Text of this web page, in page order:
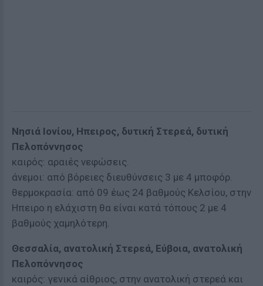
Νησιά Ιονίου, Ηπειρος, δυτική Στερεά, δυτική
Πελοπόννησος
καιρός: αραιές νεφώσεις.
άνεμοι: από βόρειες διευθύνσεις 3 με 4 μποφόρ.
θερμοκρασία: από 09 έως 24 βαθμούς Κελσίου, στην
Ηπειρο η ελάχιστη θα είναι κατά τόπους 2 με 4
βαθμούς χαμηλότερη.
Θεσσαλία, ανατολική Στερεά, Εύβοια, ανατολική
Πελοπόννησος
καιρός: γενικά αίθριος, στην ανατολική στερεά και